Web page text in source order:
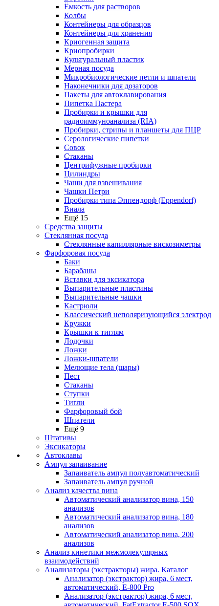
Ёмкость для растворов
Колбы
Контейнеры для образцов
Контейнеры для хранения
Криогенная защита
Криопробирки
Культуральный пластик
Мерная посуда
Микробиологические петли и шпатели
Наконечники для дозаторов
Пакеты для автоклавирования
Пипетка Пастера
Пробирки и крышки для
радиоиммуноанализа (RIA)
Пробирки, стрипы и планшеты для ПЦР
Серологические пипетки
Совок
Стаканы
Центрифужные пробирки
Цилиндры
Чаши для взвешивания
Чашки Петри
Пробирки типа Эппендорф (Eppendorf)
Виала
Ещё 15
Средства защиты
Стеклянная посуда
Стеклянные капиллярные вискозиметры
Фарфоровая посуда
Баки
Барабаны
Вставки для эксикатора
Выпарительные пластины
Выпарительные чашки
Кастрюли
Классический неполяризующийся электрод
Кружки
Крышки к тиглям
Лодочки
Ложки
Ложки-шпатели
Мелющие тела (шары)
Пест
Стаканы
Ступки
Тигли
Фарфоровый бой
Шпатели
Ещё 9
Штативы
Эксикаторы
Автоклавы
Ампул запаивание
Запаиватель ампул полуавтоматический
Запаиватель ампул ручной
Анализ качества вина
Автоматический анализатор вина, 150
анализов
Автоматический анализатор вина, 180
анализов
Автоматический анализатор вина, 200
анализов
Анализ кинетики межмолекулярных
взаимодействий
Анализаторы (экстракторы) жира. Каталог
Анализатор (экстрактор) жира, 6 мест,
автоматический, E-800 Pro
Анализатор (экстрактор) жира, 6 мест,